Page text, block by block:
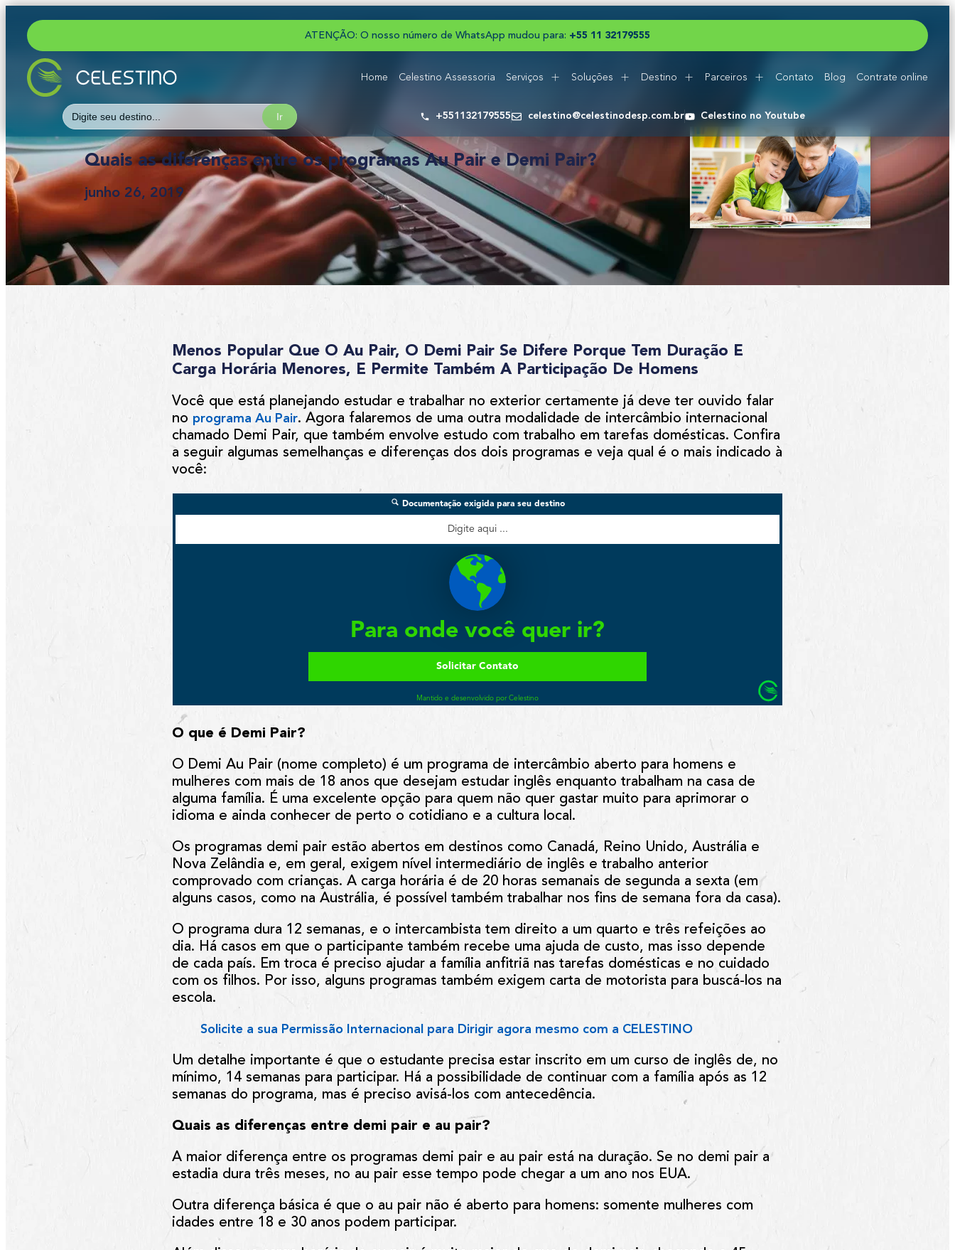
ATENÇÃO: O nosso número de WhatsApp mudou para: +55 1 1 321 79555
Home Celestino Assessoria Serviços Soluções Destino Parceiros Contato Blog Contrate online
Search
for:
+551132179555 celestino@celestinodesp.com.br Celestino no Youtube
Quais as diferenças entre os programas Au Pair e Demi Pair?
junho 26, 2019
Menos Popular Que O Au Pair, O Demi Pair Se Difere Porque Tem Duração E
Carga Horária Menores, E Permite Também A Participação De Homens
Você que está planejando estudar e trabalhar no exterior certamente já deve ter ouvido falar
no programa Au Pair. Agora falaremos de uma outra modalidade de intercâmbio internacional
chamado Demi Pair, que também envolve estudo com trabalho em tarefas domésticas. Confira
a seguir algumas semelhanças e diferenças dos dois programas e veja qual é o mais indicado à
você:
O que é Demi Pair?
O Demi Au Pair (nome completo) é um programa de intercâmbio aberto para homens e
mulheres com mais de 18 anos que desejam estudar inglês enquanto trabalham na casa de
alguma família. É uma excelente opção para quem não quer gastar muito para aprimorar o
idioma e ainda conhecer de perto o cotidiano e a cultura local.
Os programas demi pair estão abertos em destinos como Canadá, Reino Unido, Austrália e
Nova Zelândia e, em geral, exigem nível intermediário de inglês e trabalho anterior
comprovado com crianças. A carga horária é de 20 horas semanais de segunda a sexta (em
alguns casos, como na Austrália, é possível também trabalhar nos fins de semana fora da casa).
O programa dura 12 semanas, e o intercambista tem direito a um quarto e três refeições ao
dia. Há casos em que o participante também recebe uma ajuda de custo, mas isso depende
de cada país. Em troca é preciso ajudar a família anfitriã nas tarefas domésticas e no cuidado
com os filhos. Por isso, alguns programas também exigem carta de motorista para buscá-los na
escola.
Solicite a sua Permissão Internacional para Dirigir agora mesmo com a CELESTINO
Um detalhe importante é que o estudante precisa estar inscrito em um curso de inglês de, no
mínimo, 14 semanas para participar. Há a possibilidade de continuar com a família após as 12
semanas do programa, mas é preciso avisá-los com antecedência.
Quais as diferenças entre demi pair e au pair?
A maior diferença entre os programas demi pair e au pair está na duração. Se no demi pair a
estadia dura três meses, no au pair esse tempo pode chegar a um ano nos EUA.
Outra diferença básica é que o au pair não é aberto para homens: somente mulheres com
idades entre 18 e 30 anos podem participar.